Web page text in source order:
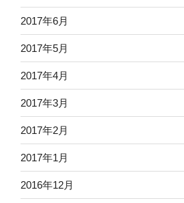
2017年6月
2017年5月
2017年4月
2017年3月
2017年2月
2017年1月
2016年12月